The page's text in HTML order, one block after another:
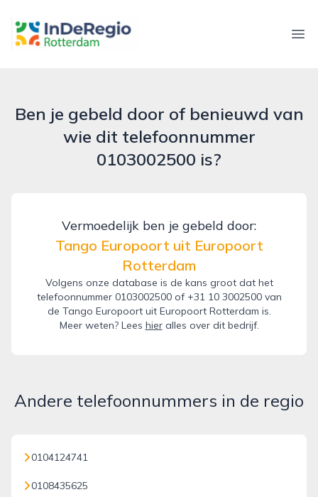
inderegiorotterdam.nl
Ben je gebeld door of benieuwd van
wie dit telefoonnummer
0103002500 is?
Vermoedelijk ben je gebeld door:
Tango Europoort uit Europoort
Rotterdam
Volgens onze database is de kans groot dat het
telefoonnummer 0103002500 of +31 10 3002500 van
de Tango Europoort uit Europoort Rotterdam is.
Meer weten? Lees hieralles over dit bedrijf.
Andere telefoonnummers in de regio
0104124741
0108435625